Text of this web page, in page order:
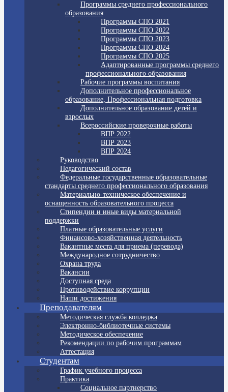
Программы среднего профессионального
образования
Программы СПО 2021
Программы СПО 2022
Программы СПО 2023
Программы СПО 2024
Программы СПО 2025
Адаптированные программы среднего
профессионального образования
Рабочие программы воспитания
Дополнительное профессиональное
образование, Профессиональная подготовка
Дополнительное образование детей и
взрослых
Всероссийские проверочные работы
ВПР 2022
ВПР 2023
ВПР 2024
Руководство
Педагогический состав
Федеральные государственные образовательные
стандарты среднего профессионального образования
Материально-техническое обеспечение и
оснащенность образовательного процесса
Стипендии и иные виды материальной
поддержки
Платные образовательные услуги
Финансово-хозяйственная деятельность
Вакантные места для приема (перевода)
Международное сотрудничество
Охрана труда
Вакансии
Доступная среда
Противодействие коррупции
Наши достижения
Преподавателям
Методическая служба колледжа
Электронно-библиотечные системы
Методическое обеспечение
Рекомендации по рабочим программам
Аттестация
Студентам
График учебного процесса
Практика
Социальное партнерство